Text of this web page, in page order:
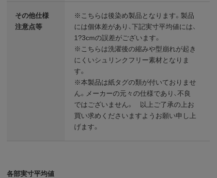
その他仕様
注意点等
※こちらは後染め製品となります。製品
には個体差があり、下記実寸平均値には、
1?3cmの誤差がございます。
※こちらは洗濯後の縮みや型崩れが起き
にくいシュリンクフリー素材となりま
す。
※本製品は紙タグの類が付いておりませ
ん。メーカーの元々の仕様であり、不良
ではございません。 以上ご了承の上お
買い求めくださいますようお願い申し上
げます。
各部実寸平均値